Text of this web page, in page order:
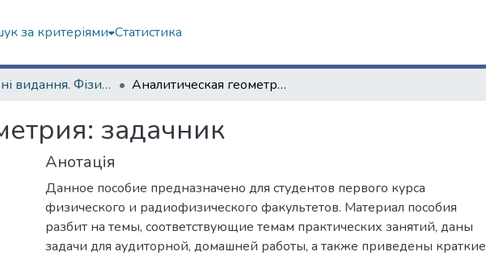
за критеріями Статистика
Навчальні видання. Фізичний факультет Аналитическая геометрия: задачник
задачник
Анотація
Данное пособие предназначено для студентов первого курса
физического и радиофизического факультетов. Материал пособия
разбит на темы, соответствующие темам практических занятий, даны
задачи для аудиторной, домашней работы, а также приведены краткие